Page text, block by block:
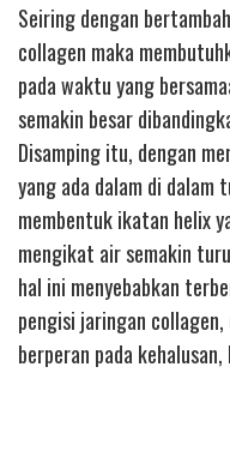
Seiring dengan
collagen maka
pada waktu yang
semakin besar
Disamping itu, dengan
yang ada dalam di dalam
membentuk ikatan helix
mengikat air semakin
hal ini menyebabkan
pengisi jaringan
berperan pada